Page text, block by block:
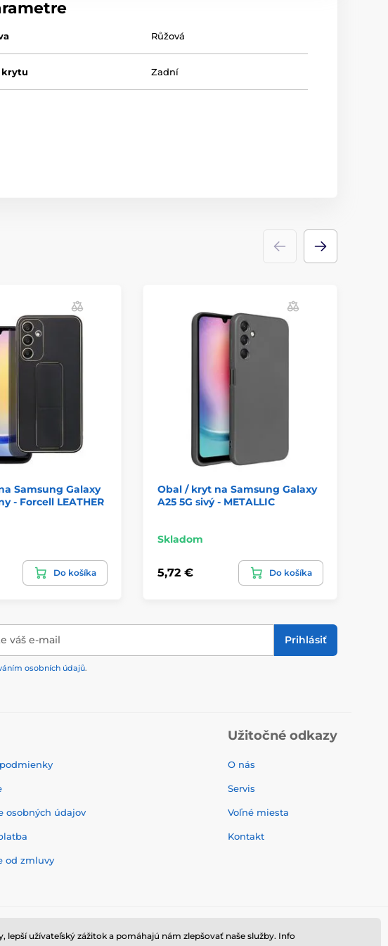
Růžová
krytu Zadní
Samsung Galaxy
- Forcell LEATHER
Do košíka
Obal / kryt na Samsung Galaxy
A25 5G sivý - METALLIC
Skladom
5,72 € Do košíka
váš e-mail Prihlásiť
osobních údajů.
osobných údajov
od zmluvy
Užitočné odkazy
O nás
Servis
Voľné miesta
Kontakt
užívateľský zážitok a pomáhajú nám zlepšovať naše služby. Info